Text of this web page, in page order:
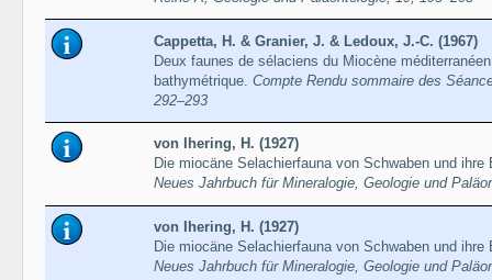
Cappetta, H. & Granier, J. & Ledoux, J.-C. (1967)
Deux faunes de sélaciens du Miocène
bathymétrique. Compte Rendu sommaire des
292–293
von Ihering, H. (1927)
Die miocäne Selachierfauna von Schwaben und
Neues Jahrbuch für Mineralogie, Geologie und
von Ihering, H. (1927)
Die miocäne Selachierfauna von Schwaben und
Neues Jahrbuch für Mineralogie, Geologie und